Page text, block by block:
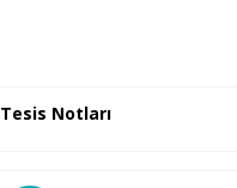
Tesis Notları